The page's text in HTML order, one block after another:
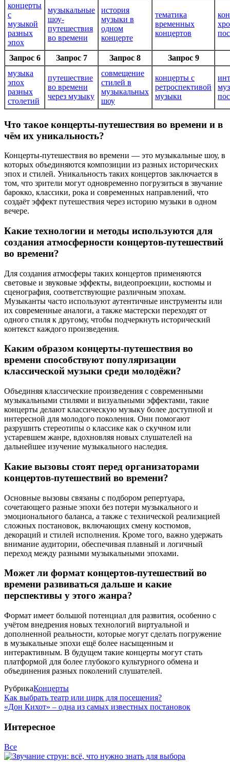
концерты
с
музыкой
разных
эпох
музыкальные
шоу-
путешествия
во времени
история
музыки в
одном
концерте
тематика
временных
концертов
Запрос 6 Запрос 7 Запрос 8
Запрос 9
музыка
эпох
разных
столетий
путешествие
во времени
через музыку
совмещение
стилей в
музыкальных
шоу
концерты с
ретроспективой
музыки
Что такое концерты-путешествия во времени и в
чём их уникальность?
Концерты-путешествия во времени — это музыкальные шоу, в
которых объединяются композиции из разных исторических
эпох и стилей. Уникальность таких концертов заключается в
том, что зрители могут одновременно погрузиться в звучание
барокко, классики, рока и современных направлений, что
создаёт эффект путешествия через историю музыки в одном
вечере.
Какие технологии и методы используются для
создания атмосферности концертов-путешествий
во времени?
Для создания атмосферы таких концертов применяются
световые и звуковые эффекты, видеопроекции, костюмы и
сценография, соответствующие различным эпохам.
Музыканты часто используют аутентичные инструменты или
их современные аналоги, а также мастерски переходят от
одного стиля к другому, чтобы подчеркнуть исторический
контекст каждого произведения.
Каким образом концерты-путешествия во
времени способствуют популяризации
классической музыки среди молодёжи?
Объединяя классические произведения с современными
музыкальными стилями и визуальными эффектами, такие
концерты делают классическую музыку более доступной и
интересной для молодого поколения. Они помогают
разрушить стереотипы о классике как о скучном или
устаревшем жанре, вдохновляя новых слушателей на
дальнейшее изучение музыкального наследия.
Какие вызовы стоят перед организаторами
концертов-путешествий во времени?
Основные вызовы связаны с подбором репертуара,
сочетающего разные эпохи без потери музыкального и
эмоционального баланса, а также с технической реализацией
сложных постановок, включающих смену костюмов,
декораций и стилей исполнения. Кроме того, важно удержать
внимание аудитории, обеспечивая плавный и логичный
переход между разными музыкальными эпохами.
Может ли формат концертов-путешествий во
времени развиваться дальше и какие
перспективы у этого жанра?
Формат имеет большой потенциал для развития, особенно с
учётом внедрения новых технологий виртуальной и
дополненной реальности, которые могут сделать погружение
в музыкальные эпохи ещё более насыщенным и
интерактивным. В будущем такие концерты могут стать
платформой для более глубокого культурного обмена и
объединения разных поколений слушателей.
РубрикаКонцерты
Как выбрать театр или цирк для посещения?
«Дон Кихот» – одна из самых известных постановок
Интересное
Все